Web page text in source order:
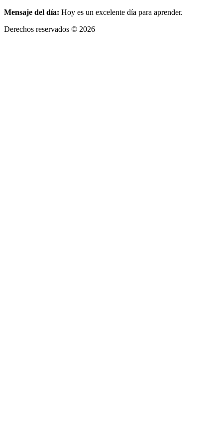
Mensaje del día: Hoy es un excelente día para aprender.
Derechos reservados © 2026